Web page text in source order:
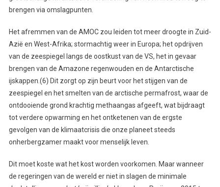
brengen via omslagpunten.
Het afremmen van de AMOC zou leiden tot meer droogte in Zuid-
Azië en West-Afrika; stormachtig weer in Europa; het opdrijven
van de zeespiegel langs de oostkust van de VS, het in gevaar
brengen van de Amazone regenwouden en de Antarctische
ijskappen.(6) Dit zorgt op zijn beurt voor het stijgen van de
zeespiegel en het smelten van de arctische permafrost, waar de
ontdooiende grond krachtig methaangas afgeeft, wat bijdraagt
tot verdere opwarming en het ontketenen van de ergste
gevolgen van de klimaatcrisis die onze planeet steeds
onherbergzamer maakt voor menselijk leven.
Dit moet koste wat het kost worden voorkomen. Maar wanneer
de regeringen van de wereld er niet in slagen de minimale